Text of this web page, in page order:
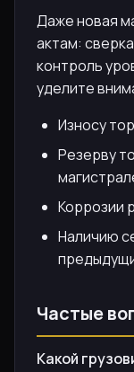
Даже новая
актам:
контроль
уделите
Износу
Резерву
Коррозии
Наличию
Частые
Какой